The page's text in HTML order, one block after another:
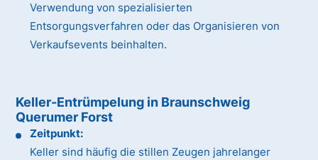
Verwendung von spezialisierten
Entsorgungsverfahren oder das Organisieren von
Verkaufsevents beinhalten.
Keller-Entrümpelung in Braunschweig
Querumer Forst
Zeitpunkt:
Keller sind häufig die stillen Zeugen jahrelanger